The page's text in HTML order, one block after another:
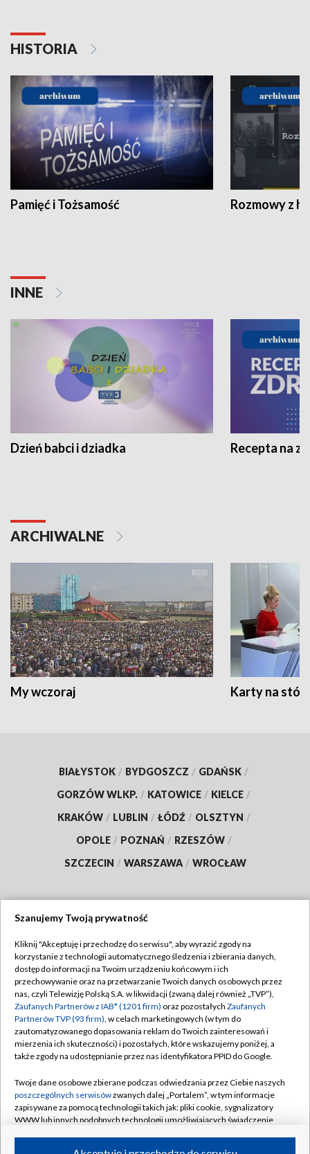
HISTORIA
Pamięć i Tożsamość Rozmowy z
INNE
Dzień babci i dziadka Recepta na
ARCHIWALNE
My wczoraj Karty na
BIAŁYSTOK / BYDGOSZCZ / GDAŃSK /
GORZÓW WLKP. / KATOWICE / KIELCE /
KRAKÓW / LUBLIN / ŁÓDŹ / OLSZTYN /
OPOLE / POZNAŃ / RZESZÓW /
SZCZECIN / WARSZAWA / WROCŁAW
TVP
Abonament TVP
Emisja w TVP
Centrum informacji TVP
Naziemna Telewizja Cyfrowa
Rada Programowa
System NOS
Informacje o nadawcy
Regulamin TVP
Polityka prywatności
Moje zgody
Pomoc
Kontakt
Kanały
Szanujemy Twoją prywatność
Kliknij "Akceptuję i przechodzę do serwisu", aby wyrazić zgody na
korzystanie z technologii automatycznego śledzenia i zbierania danych,
dostęp do informacji na Twoim urządzeniu końcowym i ich
przechowywanie oraz na przetwarzanie Twoich danych osobowych przez
nas, czyli Telewizję Polską S.A. w likwidacji (zwaną dalej również „TVP”),
Zaufanych Partnerów z IAB* (1201 firm) oraz pozostałych Zaufanych
Partnerów TVP (93 firm), w celach marketingowych (w tym do
zautomatyzowanego dopasowania reklam do Twoich zainteresowań i
mierzenia ich skuteczności) i pozostałych, które wskazujemy poniżej, a
także zgody na udostępnianie przez nas identyfikatora PPID do Google.
Twoje dane osobowe zbierane podczas odwiedzania przez Ciebie naszych
poszczególnych serwisówzwanych dalej „Portalem”, w tym informacje
zapisywane za pomocą technologii takich jak: pliki cookie, sygnalizatory
WWW lub innych podobnych technologii umożliwiających świadczenie